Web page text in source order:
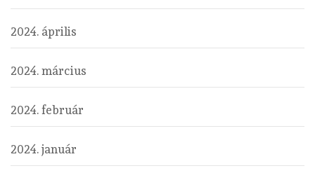
2024. április
2024. március
2024. február
2024. január